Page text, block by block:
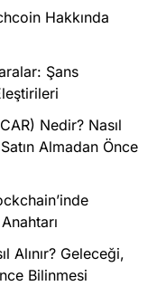
Hakkında
Şans
Nedir? Nasıl
Almadan Önce
Alınır? Geleceği,
Bilinmesi